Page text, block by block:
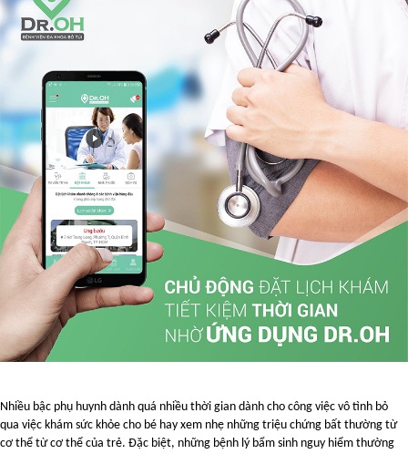
Nhiều bậc phụ huynh dành quá nhiều thời gian dành cho công việc vô tình bỏ
qua việc khám sức khỏe cho bé hay xem nhẹ những triệu chứng bất thường từ
cơ thể từ cơ thể của trẻ. Đặc biệt, những bệnh lý bẩm sinh nguy hiểm thường